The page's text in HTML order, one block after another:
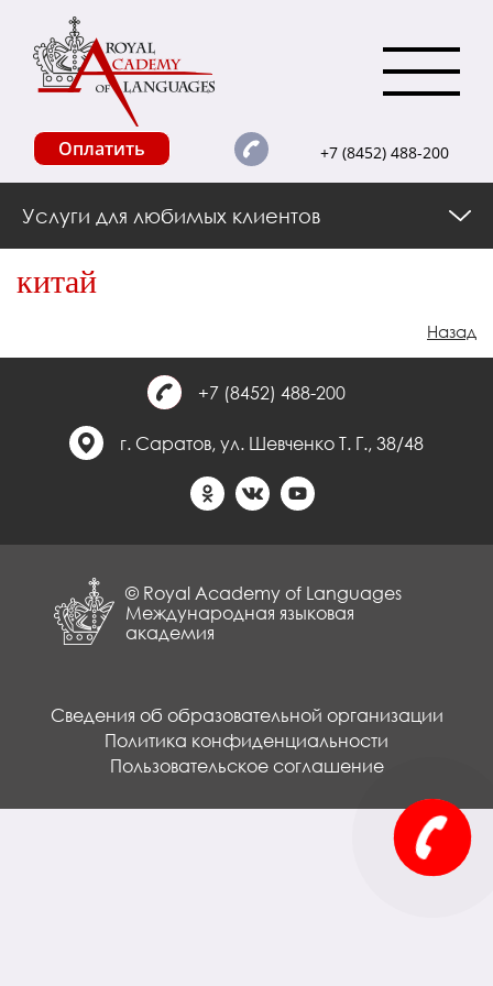
Оплатить +7 (8452) 488-200
Услуги для любимых клиентов
китай
Назад
+7 (8452) 488-200
г. Саратов, ул. Шевченко Т. Г., 38/48
© Royal Academy of Languages
Международная языковая
академия
Сведения об образовательной организации
Политика конфиденциальности
Пользовательское соглашение